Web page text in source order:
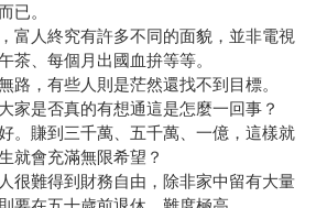
已。
富人終究有許多不同的面貌，並非電視
茶、每個月出國血拚等等。
路，有些人則是茫然還找不到目標。
家是否真的有想通這是怎麼一回事？
。賺到三千萬、五千萬、一億，這樣就
就會充滿無限希望？
很難得到財務自由，除非家中留有大量